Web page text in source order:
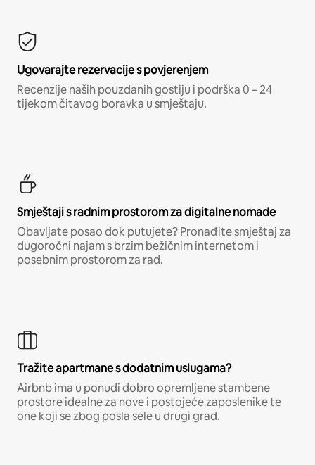
Ugovarajte rezervacije s povjerenjem
Recenzije naših pouzdanih gostiju i podrška 0 – 24
tijekom čitavog boravka u smještaju.
Smještaji s radnim prostorom za digitalne nomade
Obavljate posao dok putujete? Pronađite smještaj za
dugoročni najam s brzim bežičnim internetom i
posebnim prostorom za rad.
Tražite apartmane s dodatnim uslugama?
Airbnb ima u ponudi dobro opremljene stambene
prostore idealne za nove i postojeće zaposlenike te
one koji se zbog posla sele u drugi grad.